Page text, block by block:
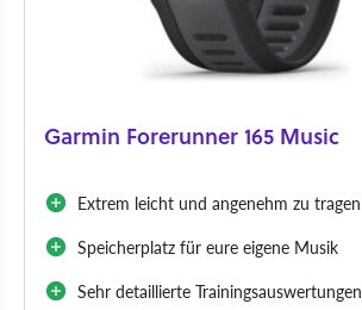
Garmin Forerunner 165 Music
Extrem leicht und angenehm zu tragen
Speicherplatz für eure eigene Musik
Sehr detaillierte Trainingsauswertungen